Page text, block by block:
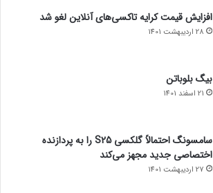
افزایش قیمت کرایه تاکسی‌های آنلاین لغو شد
28 اردیبهشت 1401
بیگ بلوباتن
21 اسفند 1401
سامسونگ احتمالاً گلکسی S25 را به پردازنده
اختصاصی جدید مجهز می‌کند
27 اردیبهشت 1401